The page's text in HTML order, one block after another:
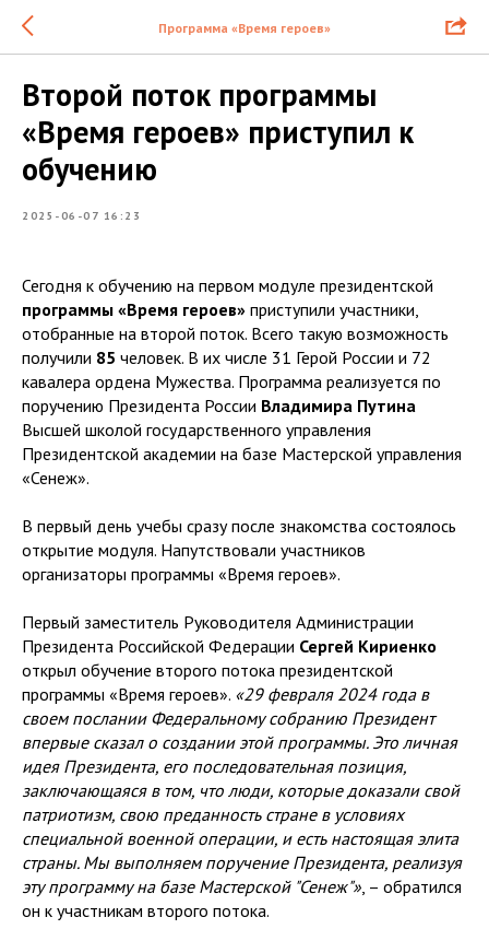
Программа «Время героев»
Второй поток программы
«Время героев» приступил к
обучению
2025-06-07 16:23
Сегодня к обучению на первом модуле президентской
программы «Время героев» приступили участники,
отобранные на второй поток. Всего такую возможность
получили 85 человек. В их числе 31 Герой России и 72
кавалера ордена Мужества. Программа реализуется по
поручению Президента России Владимира Путина
Высшей школой государственного управления
Президентской академии на базе Мастерской управления
«Сенеж».
В первый день учебы сразу после знакомства состоялось
открытие модуля. Напутствовали участников
организаторы программы «Время героев».
Первый заместитель Руководителя Администрации
Президента Российской Федерации Сергей Кириенко
открыл обучение второго потока президентской
программы «Время героев». «29 февраля 2024 года в
своем послании Федеральному собранию Президент
впервые сказал о создании этой программы. Это личная
идея Президента, его последовательная позиция,
заключающаяся в том, что люди, которые доказали свой
патриотизм, свою преданность стране в условиях
специальной военной операции, и есть настоящая элита
страны. Мы выполняем поручение Президента, реализуя
эту программу на базе Мастерской "Сенеж"», – обратился
он к участникам второго потока.